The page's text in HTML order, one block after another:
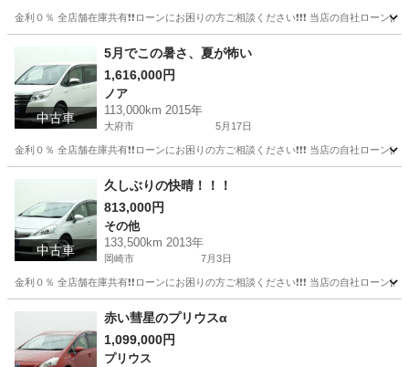
金利０％ 全店舗在庫共有❗️❗️ローンにお困りの方ご相談ください❗️❗️❗️ 当店の自社ロ
その他
中古車
5月でこの暑さ、夏が怖い
1,616,000円
ノア
113,000km 2015年
大府市 5月17日
金利０％ 全店舗在庫共有❗️❗️ローンにお困りの方ご相談ください❗️❗️❗️ 当店の自社ロ
ノア ローン
中古車
久しぶりの快晴！！！
813,000円
その他
133,500km 2013年
岡崎市 7月3日
金利０％ 全店舗在庫共有❗️❗️ローンにお困りの方ご相談ください❗️❗️❗️ 当店の自社ロ
その他
赤い彗星のプリウスα
1,099,000円
プリウス